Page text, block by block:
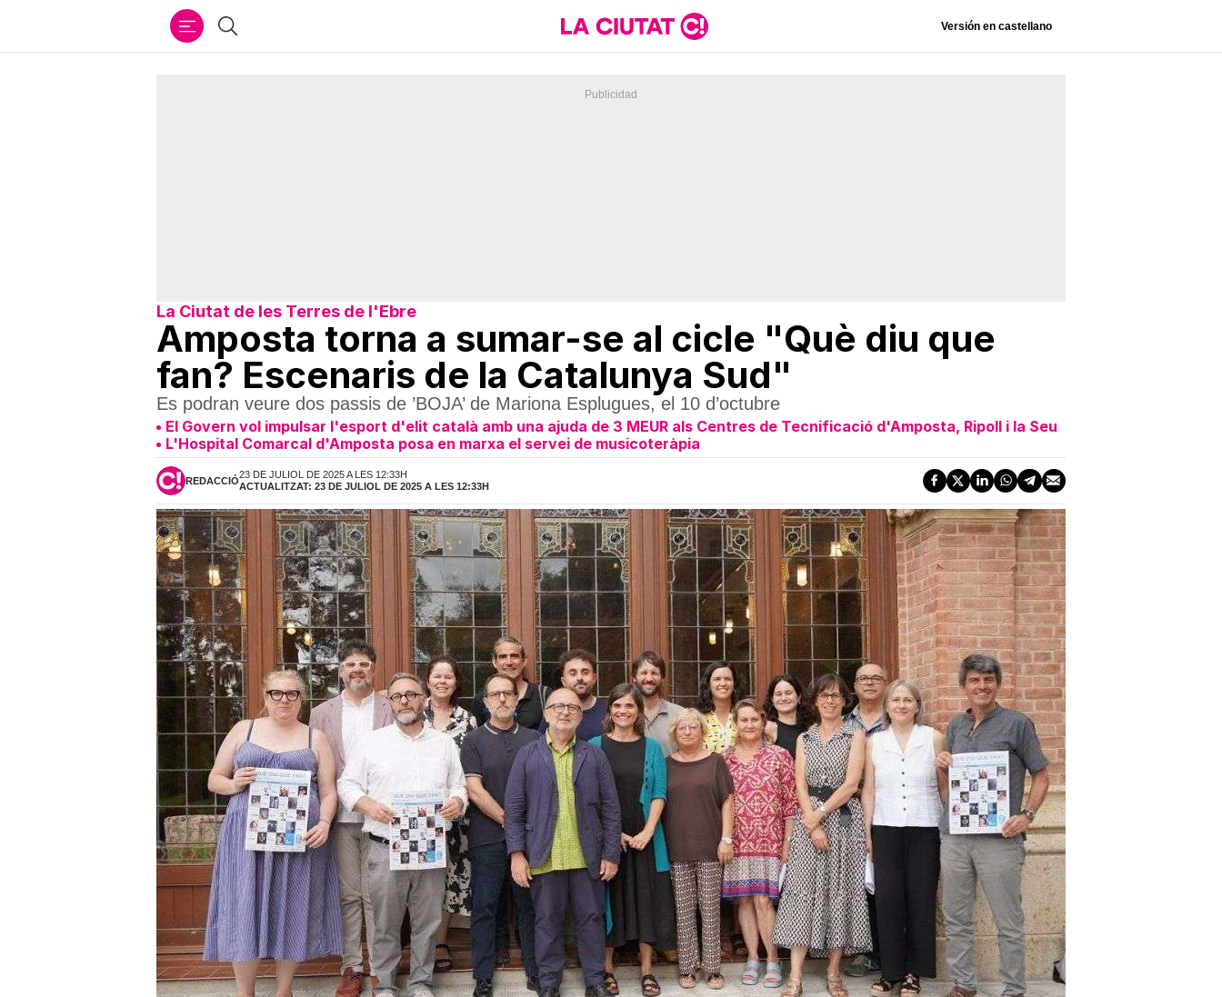
Cercar Versión en castellano
La Ciutat de les Terres de l'Ebre
Amposta torna a sumar-se al cicle "Què diu que
fan? Escenaris de la Catalunya Sud"
Es podran veure dos passis de ’BOJA’ de Mariona Esplugues, el 10 d’octubre
El Govern vol impulsar l'esport d'elit català amb una ajuda de 3 MEUR als Centres de Tecnificació d'Amposta, Ripoll i la Seu
L'Hospital Comarcal d'Amposta posa en marxa el servei de musicoteràpia
REDACCIÓ
23 DE JULIOL DE 2025 A LES 12:33H
ACTUALITZAT: 23 DE JULIOL DE 2025 A LES 12:33H